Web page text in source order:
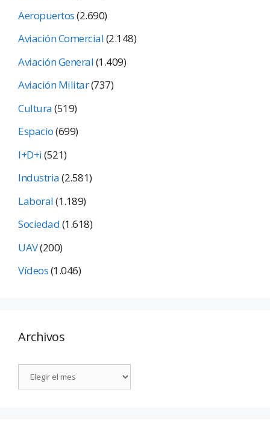
Aeropuertos(2.690)
Aviación Comercial(2.148)
Aviación General(1.409)
Aviación Militar(737)
Cultura(519)
Espacio(699)
I+D+i(521)
Industria(2.581)
Laboral(1.189)
Sociedad(1.618)
UAV(200)
Vídeos(1.046)
Archivos